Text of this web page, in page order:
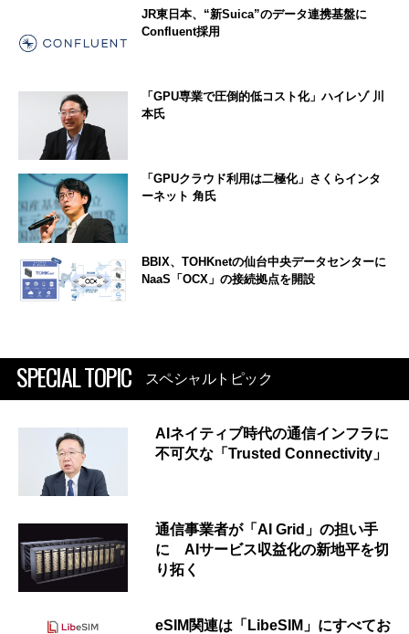
JR東日本、“新Suica”のデータ連携基盤に
Confluent採用
「GPU専業で圧倒的低コスト化」ハイレゾ 川
本氏
「GPUクラウド利用は二極化」さくらインタ
ーネット 角氏
BBIX、TOHKnetの仙台中央データセンターに
NaaS「OCX」の接続拠点を開設
SPECIAL TOPIC スペシャルトピック
AIネイティブ時代の通信インフラに
不可欠な「Trusted Connectivity」
通信事業者が「AI Grid」の担い手
に AIサービス収益化の新地平を切
り拓く
eSIM関連は「LibeSIM」にすべてお